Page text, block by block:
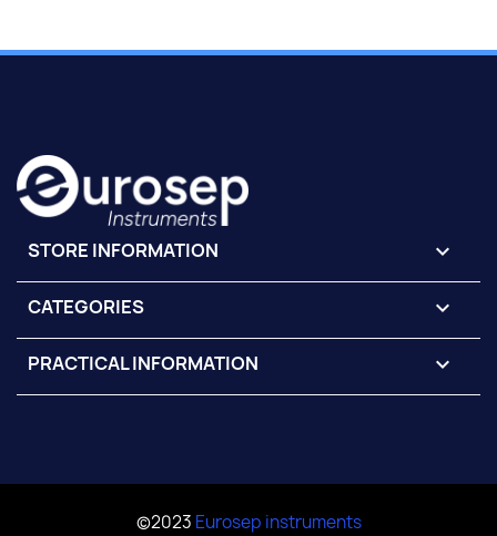
STORE INFORMATION keyboard_arrow_down
CATEGORIES 
PRACTICAL INFORMATION 
©2023 Eurosep instruments